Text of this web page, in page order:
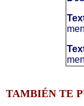
TAMBIÉN TE